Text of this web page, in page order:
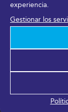
experiencia.
Gestionar los